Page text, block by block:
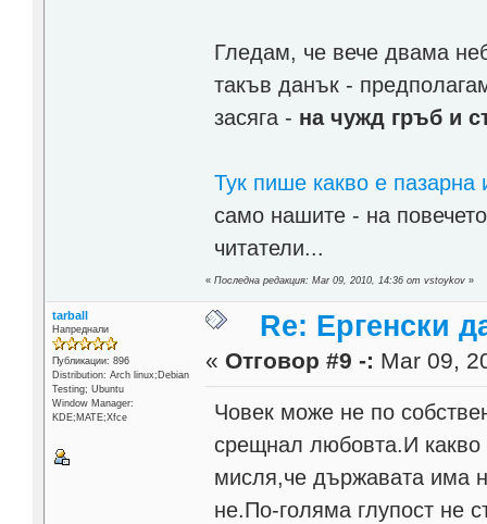
Гледам, че вече двама
такъв данък -
засяга - на чужд гръб и
Тук пише какво е пазарна
само нашите - на
читатели...
«Последна редакция: Mar 09, 2010, 14:36 от vstoykov »
tarball
Напреднали
Публикации: 896
Distribution: Arch linux;Debian
Testing; Ubuntu
Window Manager:
KDE;MATE;Xfce
Re: Ергенски
« Отговор #9 -: Mar 09,
Човек може не по
срещнал любовта.И
мисля,че държавата има
не.По-голяма глупост не